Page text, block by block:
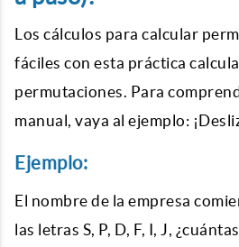
Los cálculos para calcular
fáciles con esta práctica
permutaciones. Para
manual, vaya al ejemplo:
Ejemplo:
El nombre de la empresa
las letras S, P, D, F, I, J,